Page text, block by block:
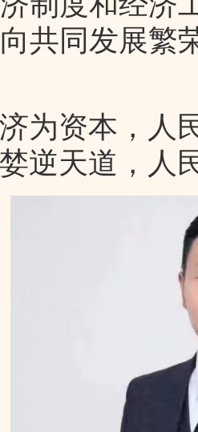
共同发展繁
为资本，人
逆天道，人